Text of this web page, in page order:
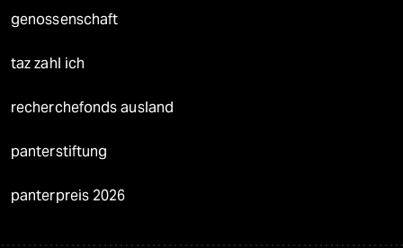
genossenschaft
taz zahl ich
recherchefonds ausland
panterstiftung
panterpreis 2026